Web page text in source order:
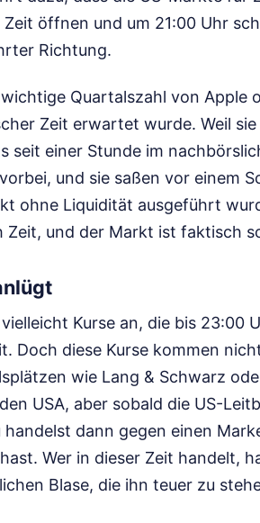
öffnen und um 21:00 Uhr
Richtung.
Quartalszahl von Apple
Zeit erwartet wurde. Weil
seit einer Stunde im
und sie saßen vor einem
ohne Liquidität ausgeführt
und der Markt ist faktisch
Kurse an, die bis 23:00
Doch diese Kurse kommen
wie Lang & Schwarz
USA, aber sobald die US-
handelst dann gegen einen
Wer in dieser Zeit handelt,
Blase, die ihn teuer zu